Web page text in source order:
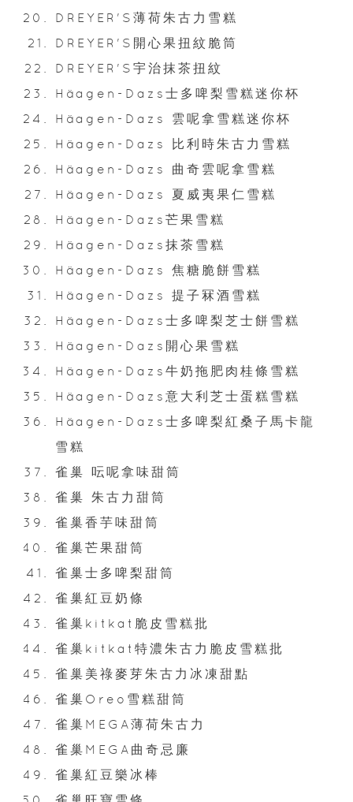
DREYER'S薄荷朱古力雪糕
DREYER'S開心果扭紋脆筒
DREYER'S宇治抹茶扭紋
Häagen-Dazs士多啤梨雪糕迷你杯
Häagen-Dazs 雲呢拿雪糕迷你杯
Häagen-Dazs 比利時朱古力雪糕
Häagen-Dazs 曲奇雲呢拿雪糕
Häagen-Dazs 夏威夷果仁雪糕
Häagen-Dazs芒果雪糕
Häagen-Dazs抹茶雪糕
Häagen-Dazs 焦糖脆餅雪糕
Häagen-Dazs 提子冧酒雪糕
Häagen-Dazs士多啤梨芝士餅雪糕
Häagen-Dazs開心果雪糕
Häagen-Dazs牛奶拖肥肉桂條雪糕
Häagen-Dazs意大利芝士蛋糕雪糕
Häagen-Dazs士多啤梨紅桑子馬卡龍
雪糕
雀巢 呍呢拿味甜筒
雀巢 朱古力甜筒
雀巢香芋味甜筒
雀巢芒果甜筒
雀巢士多啤梨甜筒
雀巢紅豆奶條
雀巢kitkat脆皮雪糕批
雀巢kitkat特濃朱古力脆皮雪糕批
雀巢美祿麥芽朱古力冰凍甜點
雀巢Oreo雪糕甜筒
雀巢MEGA薄荷朱古力
雀巢MEGA曲奇忌廉
雀巢紅豆樂冰棒